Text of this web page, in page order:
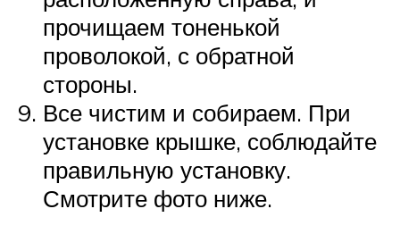
прочищаем тоненькой
проволокой, с обратной
стороны.
Все чистим и собираем. При
установке крышке, соблюдайте
правильную установку.
Смотрите фото ниже.